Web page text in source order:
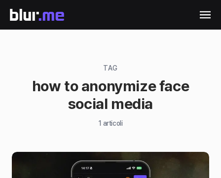
TAG
how to anonymize face
social media
1 articoli